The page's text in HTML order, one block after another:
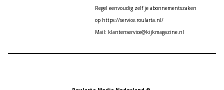
Regel eenvoudig zelf je abonnementszaken
op https://service.roularta.nl/
Mail: klantenservice@kijkmagazine.nl